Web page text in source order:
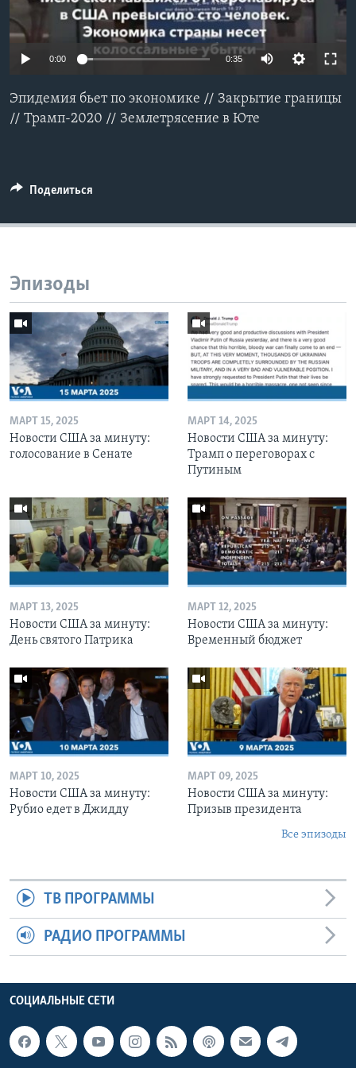
Learning English
0:00 0:35
Эпидемия бьет по экономике // Закрытие границы
// Трамп-2020 // Землетрясение в Юте
Поделиться
Эпизоды
МАРТ 15, 2025
Новости США за минуту:
голосование в Сенате
МАРТ 14, 2025
Новости США за минуту:
Трамп о переговорах с
Путиным
МАРТ 13, 2025
Новости США за минуту:
День святого Патрика
МАРТ 12, 2025
Новости США за минуту:
Временный бюджет
МАРТ 10, 2025
Новости США за минуту:
Рубио едет в Джидду
МАРТ 09, 2025
Новости США за минуту:
Призыв президента
Все эпизоды
ТВ ПРОГРАММЫ
РАДИО ПРОГРАММЫ
СОЦИАЛЬНЫЕ СЕТИ